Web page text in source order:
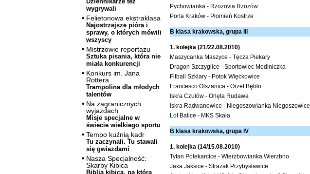
wygrywali
Felietonowa ekstraklasa
Najostrzejsze pióra i
sprawy, o których mówili
wszyscy
Mistrzowie reportażu
Sztuka pisania, która nie
miała konkurencji
Konkurs im. Jana
Rottera
Trampolina dla młodych
talentów
Na zagranicznych
wyjazdach
Misje specjalne w
świecie wielkiego sportu
Tempo kuźnią kadr
Tu zaczynali. Tu stawali
się gwiazdami
Nasza Specjalność:
Skarby Kibica
Biblia kibica, na którą
Pychowianka - Rzozovia Rzozów
Porta Kraków - Płomień Kostrze
B klasa krakowska, grupa III
1. kolejka (21/22.08.2010)
Maszycanka Maszyce - Tęcza Piekary
Dragon Szczyglice - Sportowiec Modlniczka
Fitball Szklary - Potok Więckowice
Francesco Olszanica - Orzeł Bębło
Iskra Czułów - Orlęta Rudawa
Iskra Radwanowice - Niegoszowianka Niegoszowice
Lot Balice - MKS Skała
B klasa krakowska, grupa IV
1. kolejka (14/15.08.2010)
Tytan Polekarcice - Wierzbowianka Wierzbno
Jaxa Jaksice - Strażak Przybysławice